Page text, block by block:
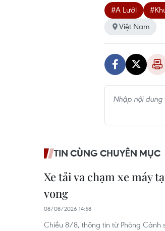
#A Lưới
Việt Nam
TIN CÙNG CHUYÊN MỤC
Xe tải va chạm xe máy
vong
08/08/2026 14:58
Chiều 8/8, thông tin từ Phòng Cảnh